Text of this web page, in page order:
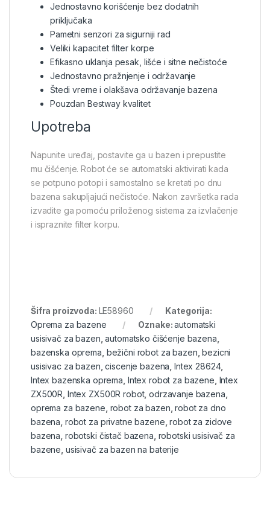
Jednostavno korišćenje bez dodatnih
priključaka
Pametni senzori za sigurniji rad
Veliki kapacitet filter korpe
Efikasno uklanja pesak, lišće i sitne nečistoće
Jednostavno pražnjenje i održavanje
Štedi vreme i olakšava održavanje bazena
Pouzdan Bestway kvalitet
Upotreba
Napunite uređaj, postavite ga u bazen i prepustite
mu čišćenje. Robot će se automatski aktivirati kada
se potpuno potopi i samostalno se kretati po dnu
bazena sakupljajući nečistoće. Nakon završetka rada
izvadite ga pomoću priloženog sistema za izvlačenje
i ispraznite filter korpu.
Šifra proizvoda: LE58960
Kategorija:
Oprema za bazene
Oznake:automatski
usisivač za bazen ,automatsko čišćenje bazena
bazenska oprema bežični robot za bazen ,bezicni
usisivac za bazen ,ciscenje bazena Intex 28624,
Intex bazenska oprema Intex robot za bazene Intex
ZX500R Intex ZX500R robot,odrzavanje bazena
oprema za bazene robot za bazen ,robot za dno
bazena robot za privatne bazene ,robot za zidove
bazena robotski čistač bazena robotski usisivač za
bazene usisivač za bazen na baterije